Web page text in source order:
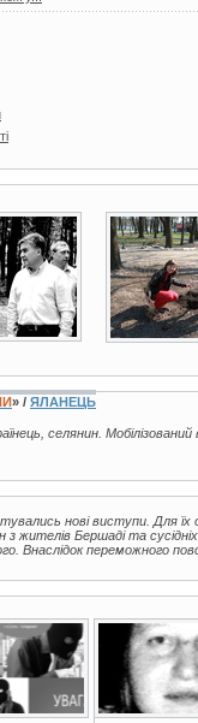
9 фото
» / ЯЛАНЕЦЬ
селянин.
нові виступи. Для їх
з жителів Бершаді та
Внаслідок переможного